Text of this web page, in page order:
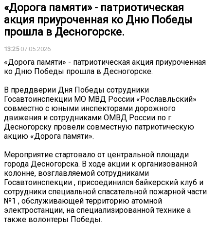
«Дорога памяти» - патриотическая
акция приуроченная ко Дню Победы
прошла в Десногорске.
13:2507.05.2026
«Дорога памяти» - патриотическая акция приуроченная
ко Дню Победы прошла в Десногорске.
В преддверии Дня Победы сотрудники
Госавтоинспекции МО МВД России «Рославльский»
совместно с юными инспекторами дорожного
движения и сотрудниками ОМВД России по г.
Десногорску провели совместную патриотическую
акцию «Дорога памяти».
Мероприятие стартовало от центральной площади
города Десногорска. В ходе акции к организованной
колонне, возглавляемой сотрудниками
Госавтоинспекции , присоединился байкерский клуб и
сотрудники специальной спасательной пожарной части
№1 , обслуживающей территорию атомной
электростанции, на специализированной технике а
также волонтеры Победы.